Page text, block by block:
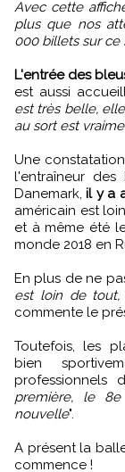
Avec cette
plus que nos
000 billets sur ce
L'entrée des
est aussi
est très belle,
au sort est
Une
l'entraîneur
Danemark,il y a
américain est
et à même été
monde 2018 en
En plus de ne
est loin de tout,
commente le
Toutefois, les
bien
professionnels
première, le
nouvelle".
A présent la
commence !